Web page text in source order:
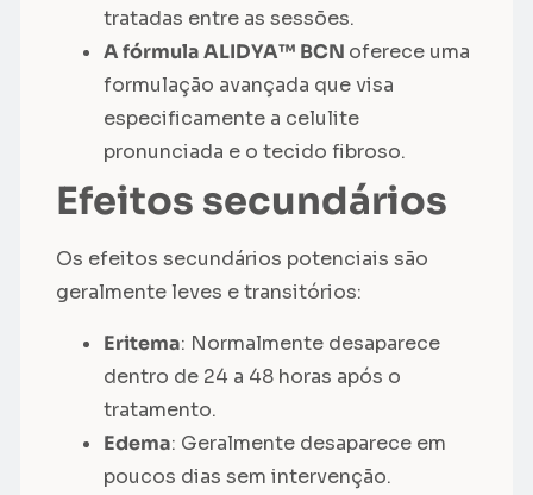
tratadas entre as sessões.
A fórmula ALIDYA™ BCN oferece uma
formulação avançada que visa
especificamente a celulite
pronunciada e o tecido fibroso.
Efeitos secundários
Os efeitos secundários potenciais são
geralmente leves e transitórios:
Eritema: Normalmente desaparece
dentro de 24 a 48 horas após o
tratamento.
Edema: Geralmente desaparece em
poucos dias sem intervenção.